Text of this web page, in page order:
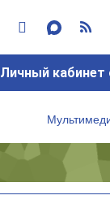
Личный кабинет